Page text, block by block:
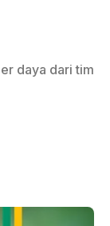
daya dari tim